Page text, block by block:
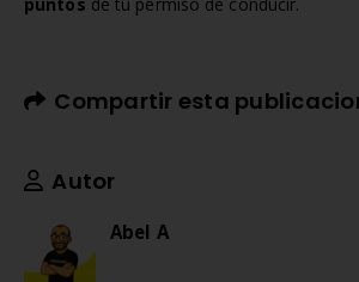
Compartir esta
Autor
Abel A